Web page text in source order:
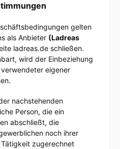
gelten
als Anbieter (Ladreas
ladreas.de schließen.
wird der Einbeziehung
eigener
nachstehenden
Person, die ein
abschließt, die
noch ihrer
zugerechnet